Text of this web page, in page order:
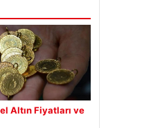
Altın Fiyatları ve